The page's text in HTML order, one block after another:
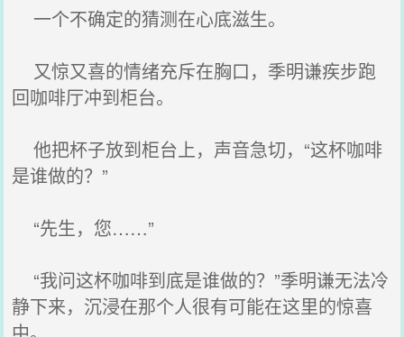
一个不确定的猜测在心底滋生。
又惊又喜的情绪充斥在胸口，季明谦疾步跑
回咖啡厅冲到柜台。
他把杯子放到柜台上，声音急切，“这杯咖啡
是谁做的？”
“先生，您……”
“我问这杯咖啡到底是谁做的？”季明谦无法冷
静下来，沉浸在那个人很有可能在这里的惊喜